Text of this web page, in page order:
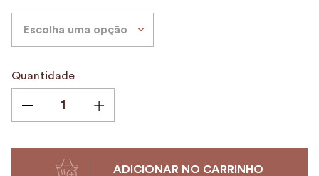
Escolha uma opção
Quantidade
ADICIONAR NO CARRINHO
10º case